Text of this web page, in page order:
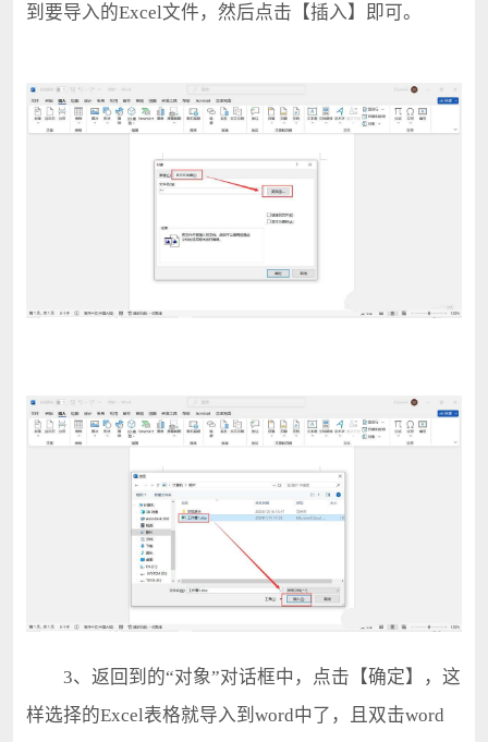
到要导入的Excel文件，然后点击【插入】即可。
3、返回到的“对象”对话框中，点击【确定】，这
样选择的Excel表格就导入到word中了，且双击word